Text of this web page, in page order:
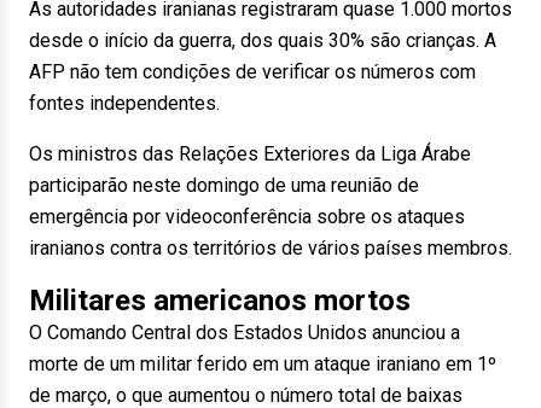
As autoridades iranianas registraram quase 1.000 mortos
desde o início da guerra, dos quais 30% são crianças. A
AFP não tem condições de verificar os números com
fontes independentes.
Os ministros das Relações Exteriores da Liga Árabe
participarão neste domingo de uma reunião de
emergência por videoconferência sobre os ataques
iranianos contra os territórios de vários países membros.
Militares americanos mortos
O Comando Central dos Estados Unidos anunciou a
morte de um militar ferido em um ataque iraniano em 1º
de março, o que aumentou o número total de baixas